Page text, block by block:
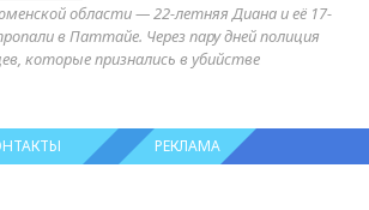
области — 22-летняя Диана и её 17-
в Паттайе. Через пару дней полиция
которые признались в убийстве
РЕКЛАМА